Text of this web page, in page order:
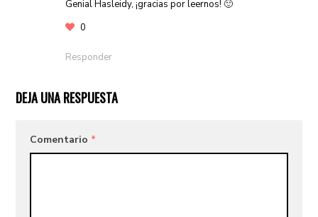
Genial Hasleidy, ¡gracias por leernos! 🙂
0
Responder
DEJA UNA RESPUESTA
Comentario *